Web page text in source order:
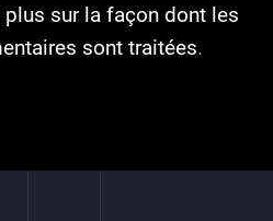
plus sur la façon dont les
sont traitées.